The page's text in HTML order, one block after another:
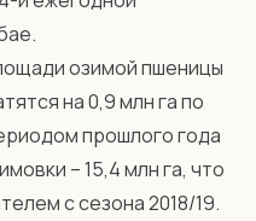
озимой пшеницы
на 0,9 млн га по
прошлого года
– 15,4 млн га, что
с сезона 2018/19.